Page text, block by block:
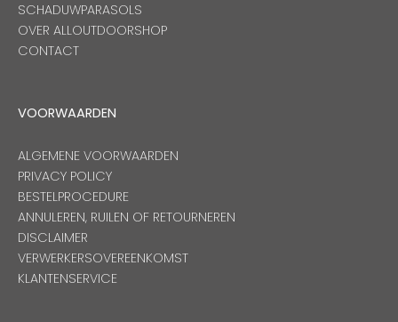
SCHADUWPARASOLS
OVER ALLOUTDOORSHOP
CONTACT
VOORWAARDEN
ALGEMENE VOORWAARDEN
PRIVACY POLICY
BESTELPROCEDURE
ANNULEREN, RUILEN OF RETOURNEREN
DISCLAIMER
VERWERKERSOVEREENKOMST
KLANTENSERVICE